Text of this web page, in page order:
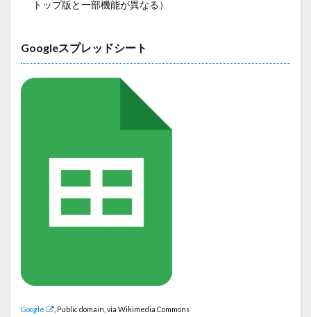
トップ版と一部機能が異なる）
Googleスプレッドシート
Google , Public domain, via Wikimedia Commons